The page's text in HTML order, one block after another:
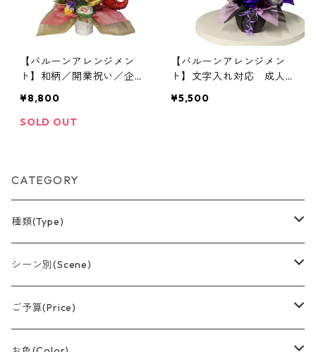
【バルーンアレンジメン
ト】和柄／開業祝い／企業
¥8,800
SOLD OUT
【バルーンアレンジメン
ト】文字入れ対応 成人祝
日
¥5,500
CATEGORY
種類(Type)
アレンジメント(置型)
バルーンブーケ
シーン別(Scene)
誕生日
ご予算(Price)